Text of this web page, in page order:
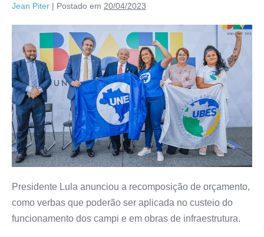
Jean Piter | Postado em 20/04/2023
Presidente Lula anunciou a recomposição de orçamento,
como verbas que poderão ser aplicada no custeio do
funcionamento dos campi e em obras de infraestrutura.